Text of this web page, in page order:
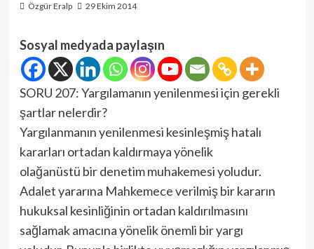
Özgür Eralp 29 Ekim 2014
Sosyal medyada paylaşın
SORU 207: Yargılamanın yenilenmesi için gerekli
şartlar nelerdir?
Yargılanmanın yenilenmesi kesinleşmiş hatalı
kararları ortadan kaldırmaya yönelik
olağanüstü bir denetim muhakemesi yoludur.
Adalet yararına Mahkemece verilmiş bir kararın
hukuksal kesinliğinin ortadan kaldırılmasını
sağlamak amacına yönelik önemli bir yargı